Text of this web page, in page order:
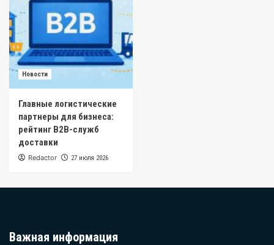
Новости
Главные логистические
партнеры для бизнеса:
рейтинг B2B-служб
доставки
Redactor 27 июля 2026
Важная информация